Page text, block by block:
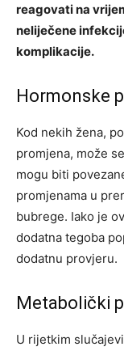
reagovati na
neliječene
komplikacije.
Hormonske
Kod nekih žena,
promjena, može
mogu biti
promjenama u
bubrege. Iako je
dodatna tegoba
dodatnu provjeru.
Metabolički
U rijetkim